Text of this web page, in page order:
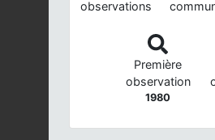
observations
Première
observation
1980